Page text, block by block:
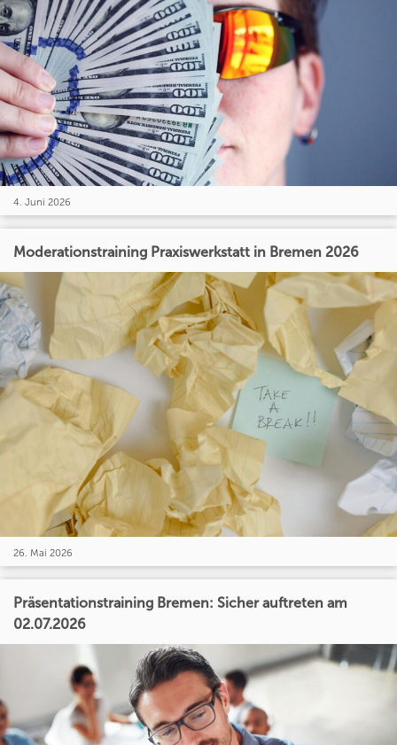
4. Juni 2026
Moderationstraining Praxiswerkstatt in Bremen 2026
26. Mai 2026
Präsentationstraining Bremen: Sicher auftreten am
02.07.2026